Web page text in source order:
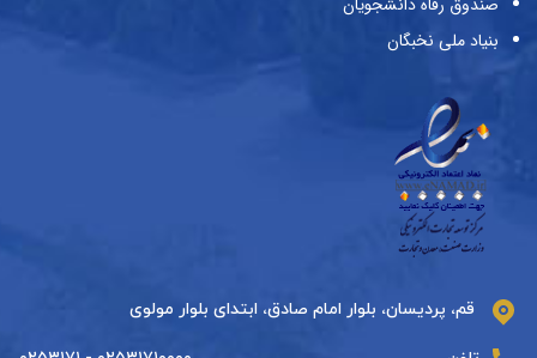
بنیاد ملی نخبگان
قم، پردیسان، بلوار امام صادق، ابتدای بلوار مولوی